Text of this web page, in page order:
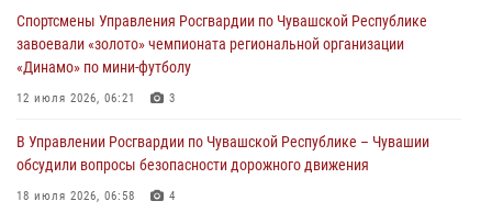
01 августа 2026, 00:01
В Чебоксарах при участии спецназа Росгвардии изъята крупная
партия немаркированной никотиносодержащей продукции (видео)
Сотрудник вневедомственной охраны Росгвардии рассказал
корреспонденту Издательского дома «Хыпар» о службе в ВДВ
Спортсмены Управления Росгвардии по Чувашской Республике
завоевали «золото» чемпионата региональной организации
«Динамо» по мини-футболу
12 июля 2026, 06:21 3
В Управлении Росгвардии по Чувашской Республике – Чувашии
обсудили вопросы безопасности дорожного движения
18 июля 2026, 06:58 4